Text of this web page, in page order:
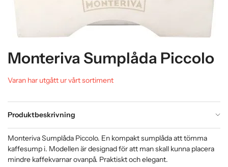
Monteriva Sumplåda Piccolo
Varan har utgått ur vårt sortiment
Produktbeskrivning
Monteriva Sumplåda Piccolo. En kompakt sumplåda att tömma
kaffesump i. Modellen är designad för att man skall kunna placera
mindre kaffekvarnar ovanpå. Praktiskt och elegant.